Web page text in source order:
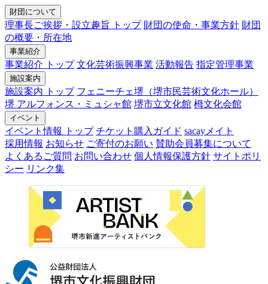
財団について
理事長ご挨拶・設立趣旨 トップ 財団の使命・事業方針 財団
の概要・所在地
事業紹介
事業紹介 トップ 文化芸術振興事業 活動報告 指定管理事業
施設案内
施設案内 トップ フェニーチェ堺（堺市民芸術文化ホール）
堺 アルフォンス・ミュシャ館 堺市立文化館 栂文化会館
イベント
イベント情報 トップ チケット購入ガイド sacayメイト
採用情報 お知らせ ご寄付のお願い 賛助会員募集について
よくあるご質問 お問い合わせ 個人情報保護方針 サイトポリ
シー リンク集